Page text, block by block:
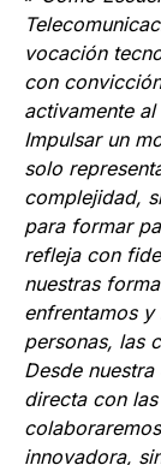
vocación
con
activamente
Impulsar un
solo
complejidad,
para formar
refleja con
nuestras
enfrentamos
personas, las
Desde
directa con
innovadora,